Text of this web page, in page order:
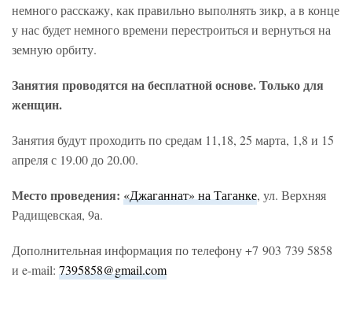
немного расскажу, как правильно выполнять зикр, а в конце
у нас будет немного времени перестроиться и вернуться на
земную орбиту.
Занятия проводятся на бесплатной основе. Только для
женщин.
Занятия будут проходить по средам 11,18, 25 марта, 1,8 и 15
апреля с 19.00 до 20.00.
Место проведения: «Джаганнат» на Таганке, ул. Верхняя
Радищевская, 9а.
Дополнительная информация по телефону +7 903 739 5858
и e-mail: 7395858@gmail.com